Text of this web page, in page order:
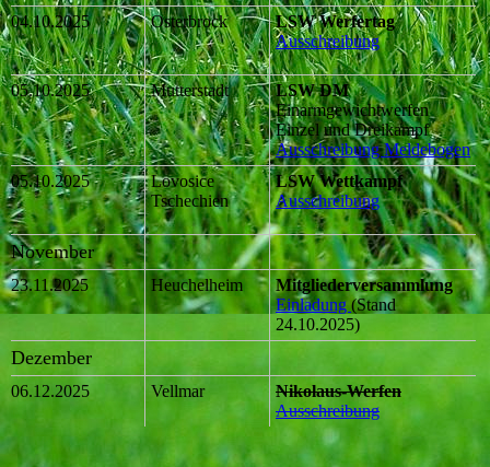
04.10.2025
Osterbrock
LSW Werfertag
Ausschreibung
05.10.2025 Mutterstadt
LSW DM
Einarmgewichtwerfen
Einzel und Dreikampf
AusschreibungMeldebogen
05.10.2025
Lovosice
Tschechien
LSW Wettkampf
Ausschreibung
November
23.11.2025 Heuchelheim
Mitgliederversammlung
Einladung (Stand
24.10.2025)
Dezember
06.12.2025 Vellmar
Nikolaus-Werfen
Ausschreibung